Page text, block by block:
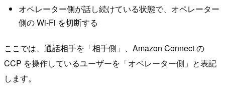
オペレーター側が話し続けている状態で、オペレーター
側の Wi-Fi を切断する
ここでは、通話相手を「相手側」、Amazon Connect の
CCP を操作しているユーザーを「オペレーター側」と表記
します。